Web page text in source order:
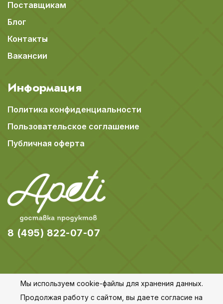
Поставщикам
Блог
Контакты
Вакансии
Информация
Политика конфиденциальности
Пользовательское соглашение
Публичная оферта
8 (495) 822-07-07
© 2018-2026 Apeti.ru,Карта сайта
Мы используем cookie-файлы для хранения данных.
Продолжая работу с сайтом, вы даете согласие на